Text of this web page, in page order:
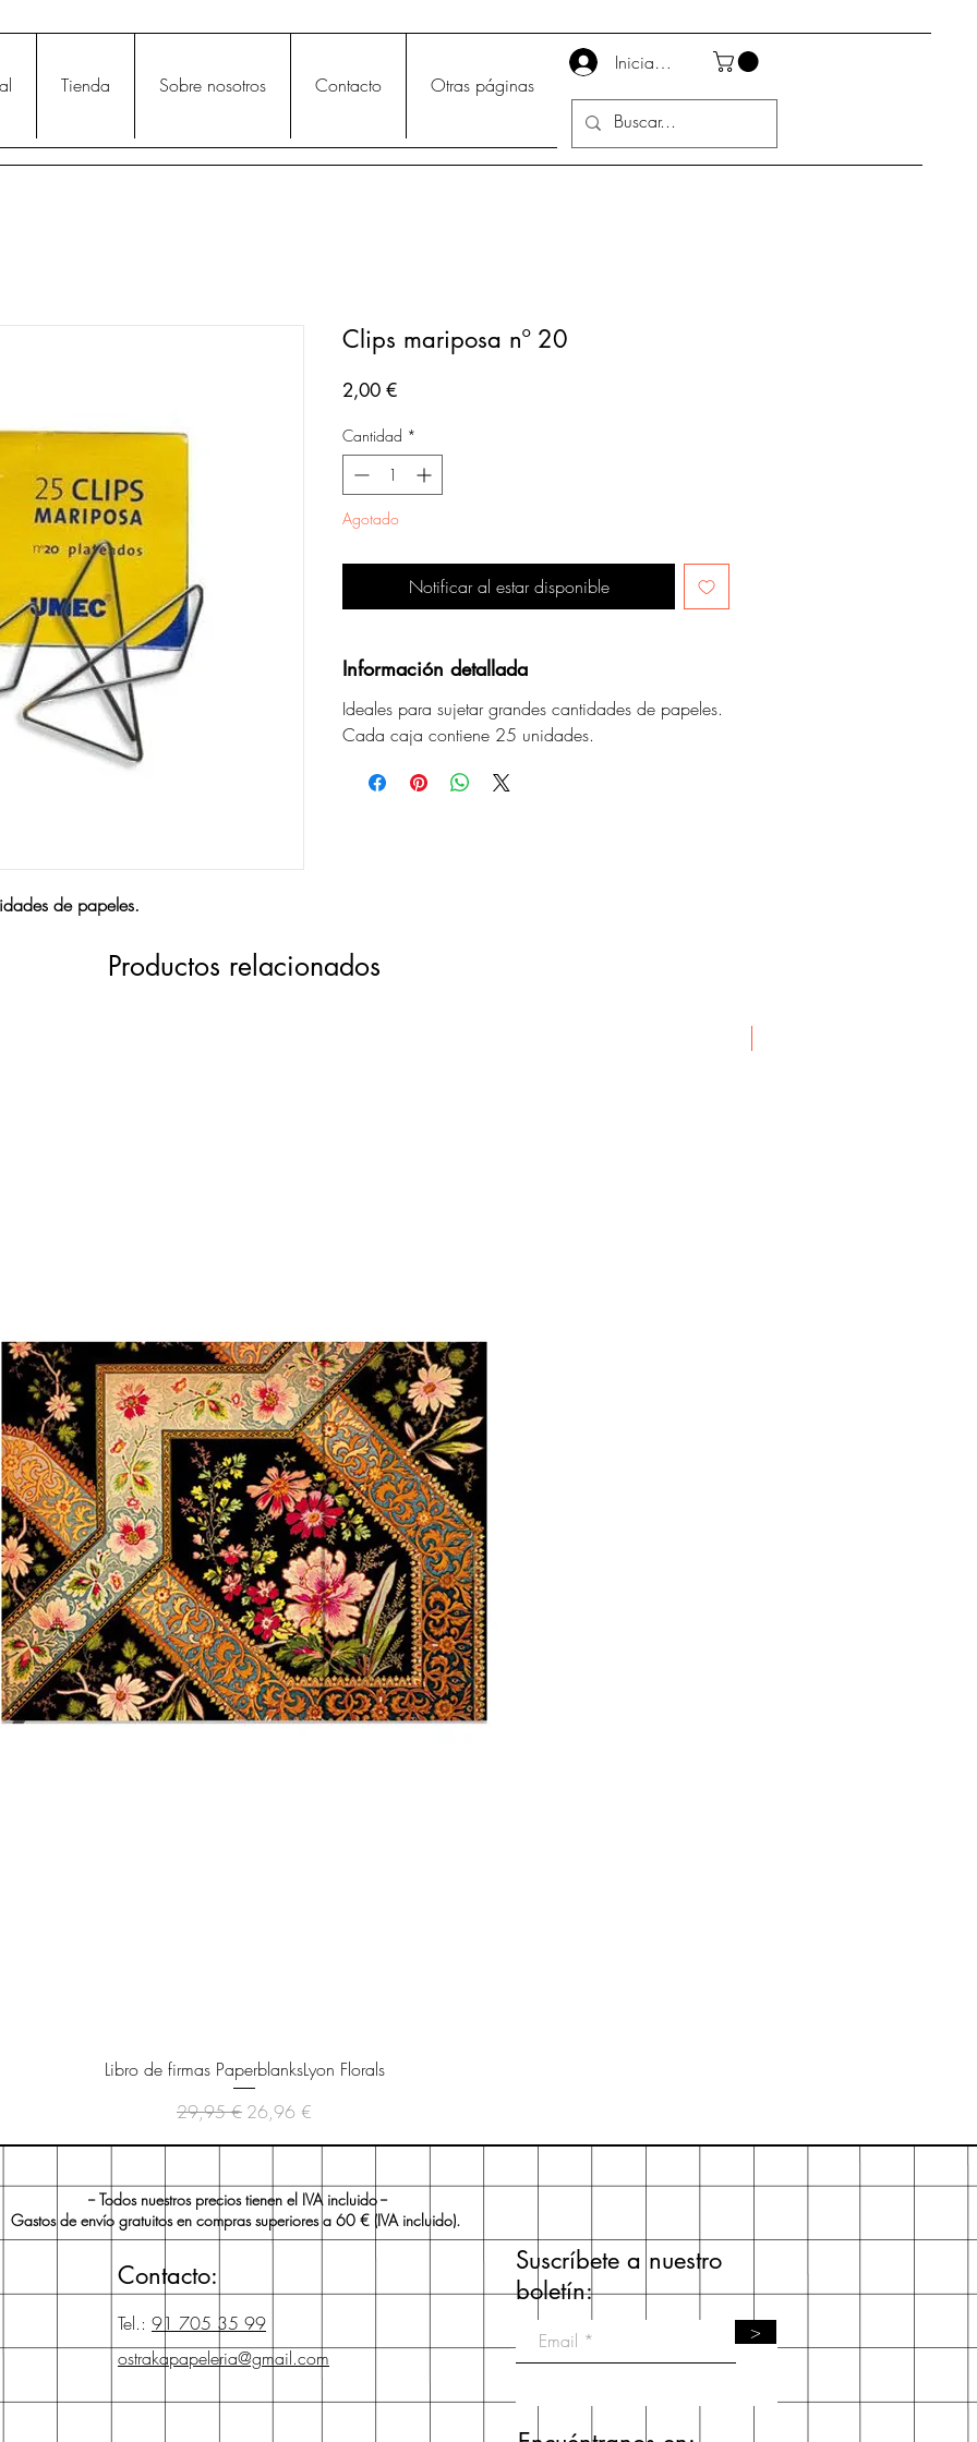
Tienda Sobre nosotros Contacto Otras páginas
Iniciar sesión
de papeles.
Clips mariposa nº 20
2,00 €Precio
Cantidad *
Agotado
Notificar al estar disponible
Información detallada
Ideales para sujetar grandes cantidades de papeles.
Cada caja contiene 25 unidades.
Productos relacionados
Vista rápida
Libro de firmas PaperblanksLyon Florals
Precio
29,95 € Precio de oferta
26,96 €
-- Todos nuestros precios tienen el IVA incluido --
Gastos de envío gratuitos en compras superiores a 60 € (IVA incluido).
Contacto:
Tel.: 91 705 35 99
ostrakapapeleria@gmail.com
Suscríbete a nuestro
boletín:
>